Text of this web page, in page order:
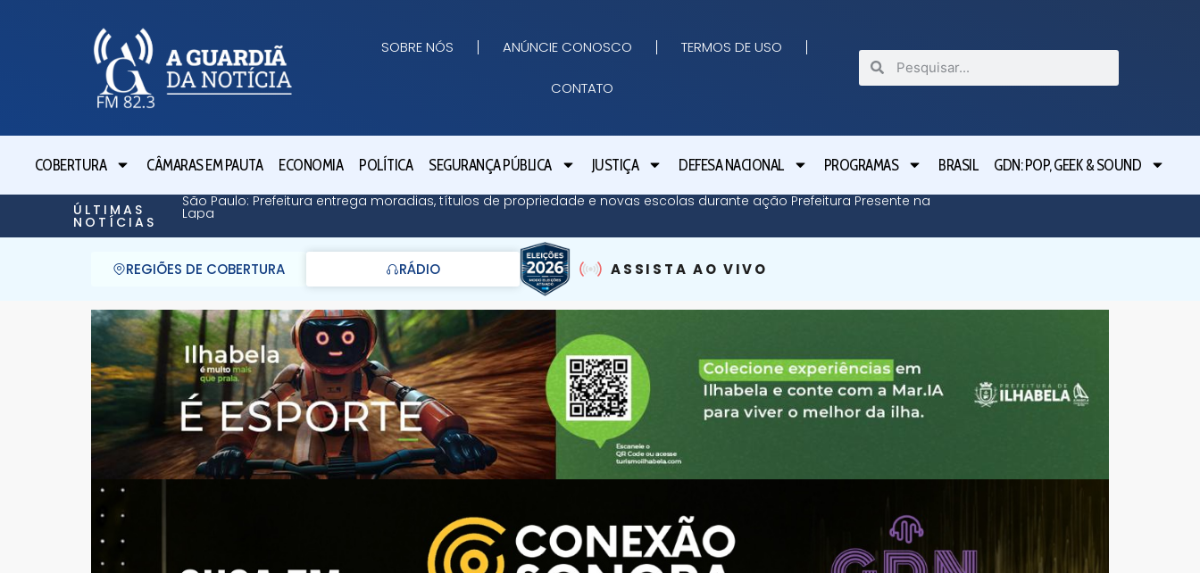
SOBRE NÓS ANÚNCIE CONOSCO TERMOS DE USO
CONTATO
COBERTURA CÂMARAS EM PAUTA ECONOMIA POLÍTICA SEGURANÇA PÚBLICA JUSTIÇA DEFESA NACIONAL PROGRAMAS BRASIL GDN: POP, GEEK & SOUND
ÚLTIMAS
NOTÍCIAS
São Paulo: Prefeitura entrega moradias, títulos de propriedade e novas escolas durante ação Prefeitura Presente na
Lapa
REGIÕES DE COBERTURA RÁDIO ASSISTA AO VIVO